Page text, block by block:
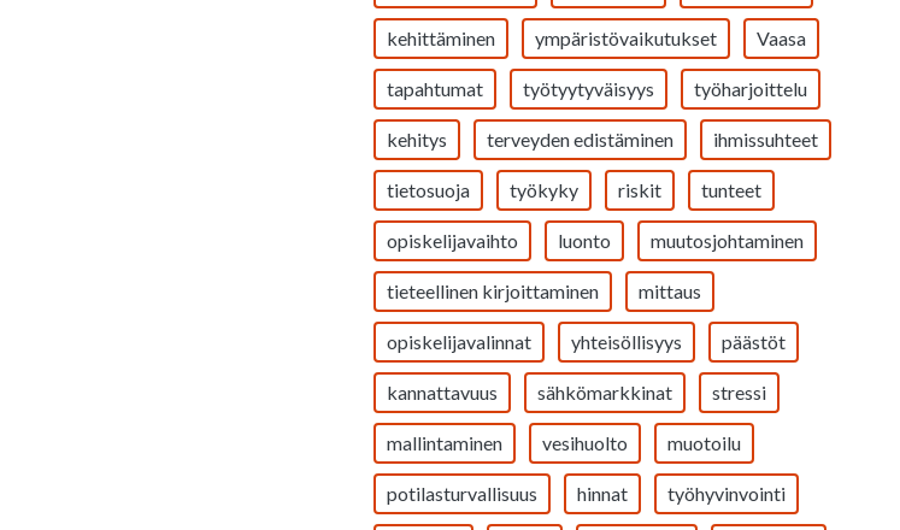
kehittäminen ympäristövaikutukset Vaasa
tapahtumat työtyytyväisyys työharjoittelu
kehitys terveyden edistäminen ihmissuhteet
tietosuoja työkyky riskit tunteet
opiskelijavaihto luonto muutosjohtaminen
tieteellinen kirjoittaminen mittaus
opiskelijavalinnat yhteisöllisyys päästöt
kannattavuus sähkömarkkinat stressi
mallintaminen vesihuolto muotoilu
potilasturvallisuus hinnat työhyvinvointi